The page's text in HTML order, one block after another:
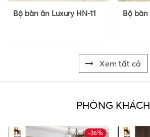
Bộ bàn ăn Luxury HN-11 Bộ bàn
Xem tất cả
PHÒNG KHÁCH
-36%